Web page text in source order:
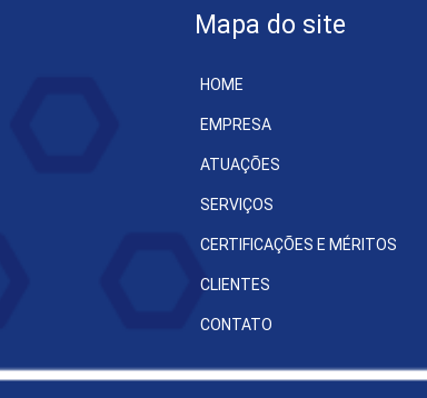
Mapa do site
HOME
EMPRESA
ATUAÇÕES
SERVIÇOS
CERTIFICAÇÕES E MÉRITOS
CLIENTES
CONTATO